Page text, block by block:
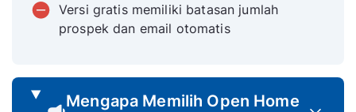
Versi gratis memiliki batasan jumlah
prospek dan email otomatis
Mengapa Memilih Open Home